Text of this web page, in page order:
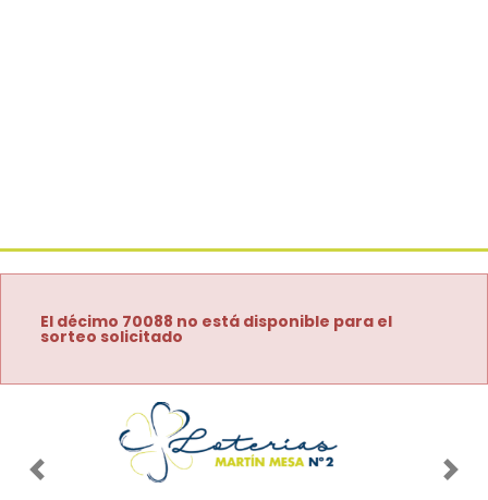
El décimo 70088 no está disponible para el
sorteo solicitado
Imagen anterior